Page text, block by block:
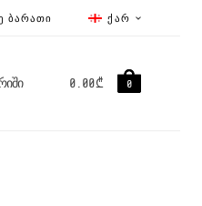
ᲥᲐᲠ
ᲑᲐᲠᲐᲗᲘ
0.00₾ 0